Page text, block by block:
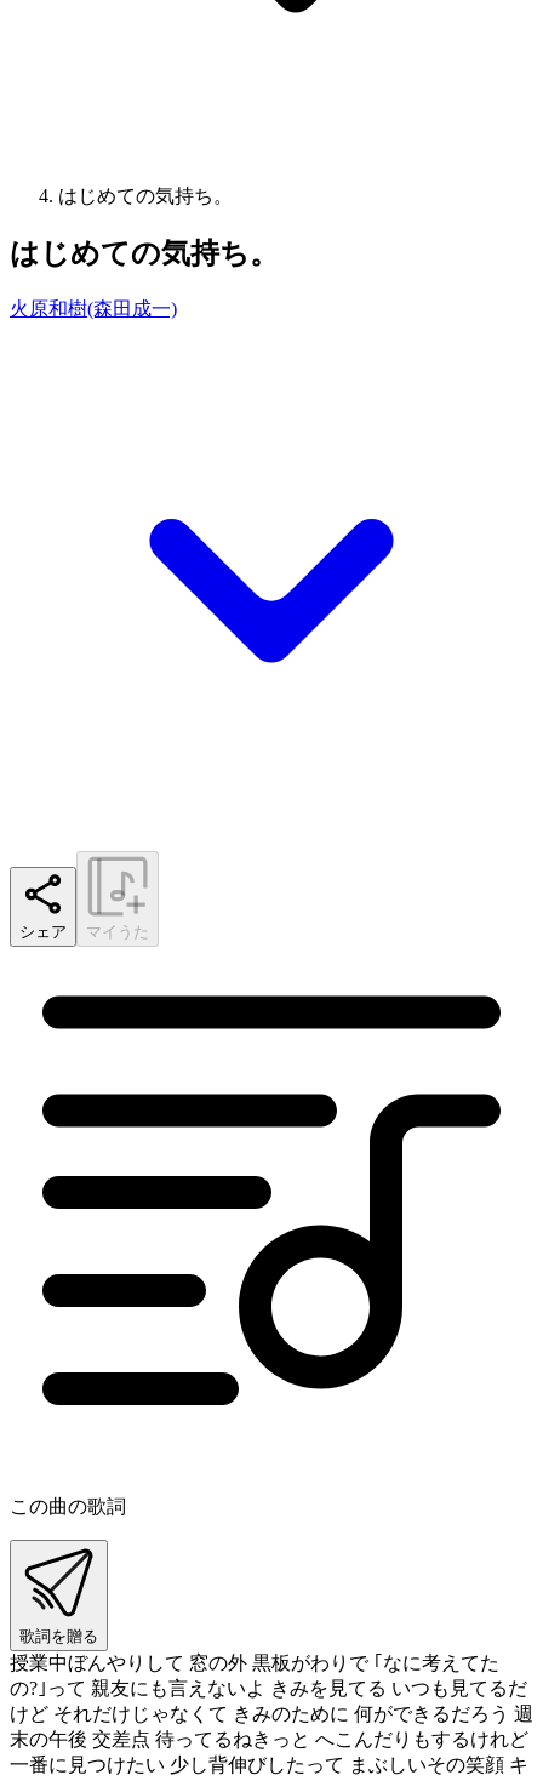
はじめての気持ち。
はじめての気持ち。
火原和樹(森田成一)
シェア マイうた
この曲の歌詞
歌詞を贈る
授業中ぼんやりして 窓の外 黒板がわりで ｢なに考えてた
の?｣って 親友にも言えないよ きみを見てる いつも見てるだ
けど それだけじゃなくて きみのために 何ができるだろう 週
末の午後 交差点 待ってるねきっと へこんだりもするけれど
一番に見つけたい 少し背伸びしたって まぶしいその笑顔 キ